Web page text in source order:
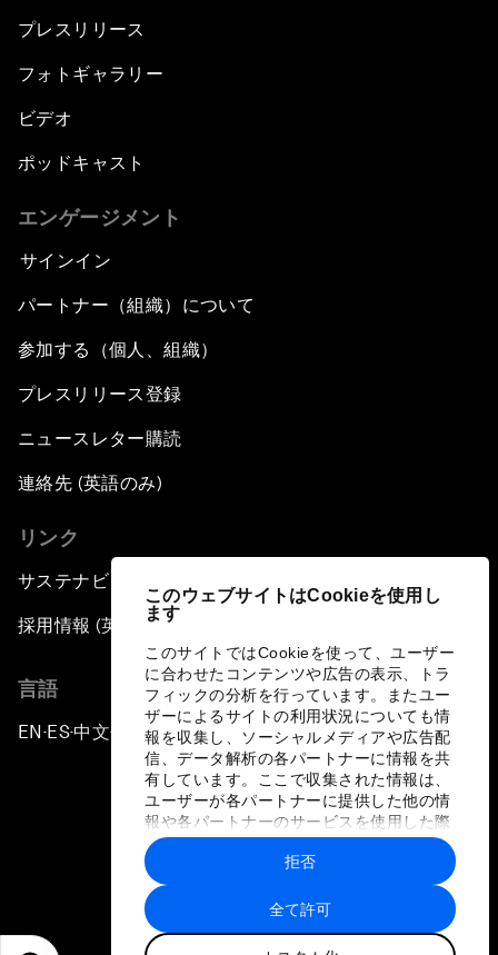
このウェブサイトはCookieを使用し
ます
このサイトではCookieを使って、ユーザー
に合わせたコンテンツや広告の表示、トラ
フィックの分析を行っています。またユー
ザーによるサイトの利用状況についても情
報を収集し、ソーシャルメディアや広告配
信、データ解析の各パートナーに情報を共
有しています。ここで収集された情報は、
ユーザーが各パートナーに提供した他の情
報や各パートナーのサービスを使用した際
に収集された情報と組み合わされ、各パー
トナーによって使用されることがありま
す。
全て許可
拒否
プレスリリース
フォトギャラリー
ビデオ
ポッドキャスト
エンゲージメント
サインイン
パートナー（組織）について
参加する（個人、組織）
プレスリリース登録
ニュースレター購読
連絡先 (英語のみ)
リンク
サステナビリティへの取り組み
採用情報 (英語のみ)
言語
EN ▪ES▪中文▪ 日本語
プライバシーポリシーと利用規約
サイトマップ